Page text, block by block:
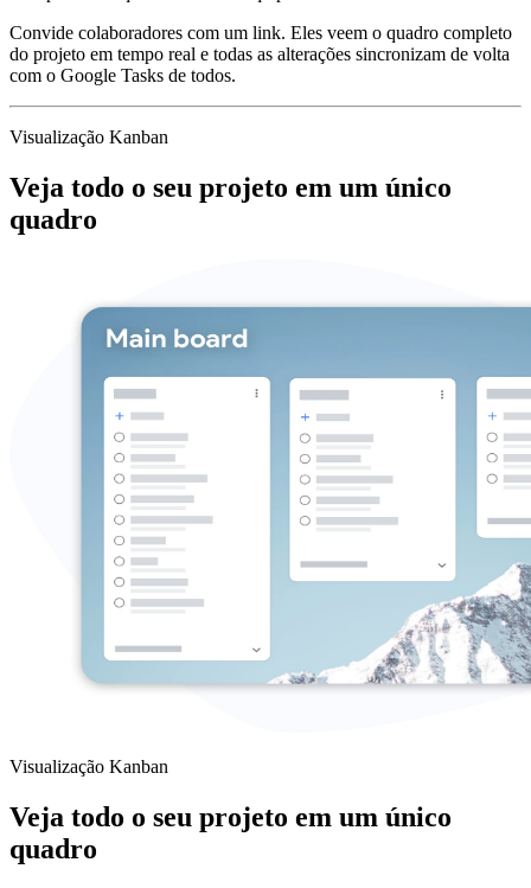
Convide colaboradores com um link. Eles veem o quadro completo
do projeto em tempo real e todas as alterações sincronizam de volta
com o Google Tasks de todos.
Visualização Kanban
Veja todo o seu projeto em um único
quadro
Visualização Kanban
Veja todo o seu projeto em um único
quadro